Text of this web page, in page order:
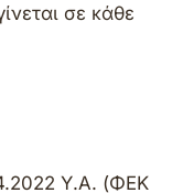
σε κάθε
Υ.Α. (ΦΕΚ